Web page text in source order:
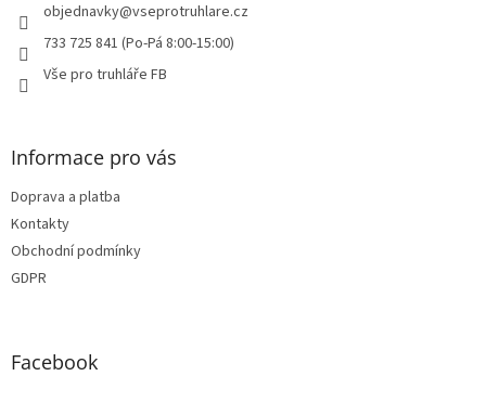
objednavky@vseprotruhlare.cz
733 725 841 (Po-Pá 8:00-15:00)
Vše pro truhláře FB
Informace pro vás
Doprava a platba
Kontakty
Obchodní podmínky
GDPR
Facebook